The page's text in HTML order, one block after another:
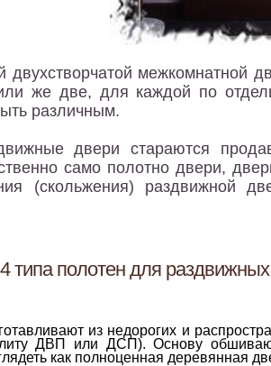
двухстворчатой межкомнатной
же две, для каждой по
различным.
двери стараются
само полотно двери,
(скольжения) раздвижной
типа полотен для
из недорогих и
ДВП или ДСП). Основу
как полноценная деревянная